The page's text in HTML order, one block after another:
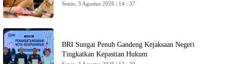
Senin, 3 Agustus 2026 | 14 : 37
BRI Sungai Penuh Gandeng Kejaksaan Negeri
Tingkatkan Kepastian Hukum